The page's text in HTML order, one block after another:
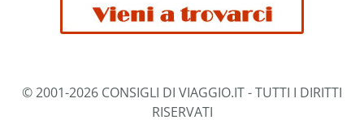
© 2001-2026 CONSIGLI DI VIAGGIO.IT - TUTTI I DIRITTI
RISERVATI